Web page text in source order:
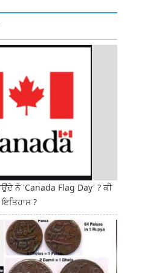
ਨੇ 'Canada Flag Day' ? ਕੀ
?